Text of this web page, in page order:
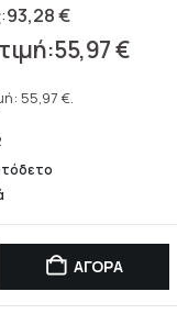
93,28€
55,97€
55,97 €.
ΑΓΟΡΑ